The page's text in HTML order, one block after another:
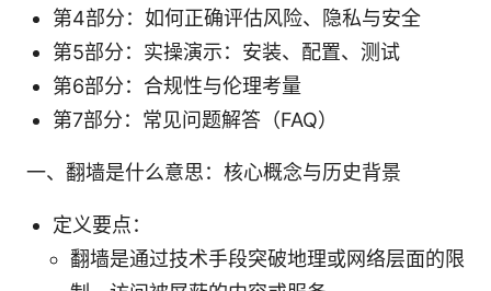
第4部分：如何正确评估风险、隐私与安全
第5部分：实操演示：安装、配置、测试
第6部分：合规性与伦理考量
第7部分：常见问题解答（FAQ）
一、翻墙是什么意思：核心概念与历史背景
定义要点：
翻墙是通过技术手段突破地理或网络层面的限